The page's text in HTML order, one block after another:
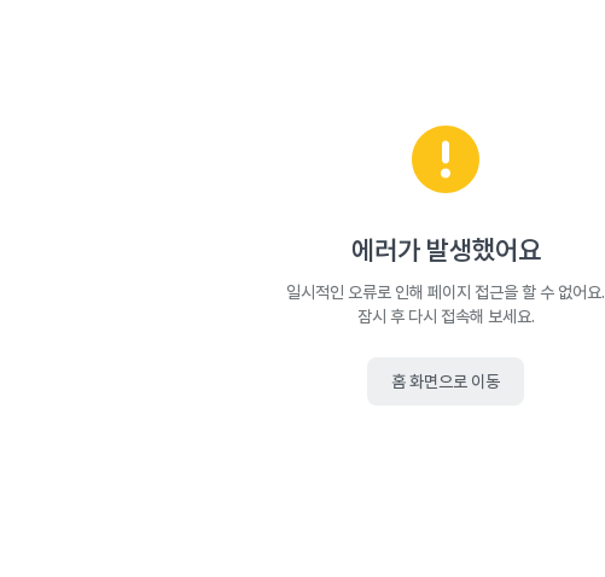
에러가 발생했어요
일시적인 오류로 인해 페이지 접근을 할 수 없어요.
잠시 후 다시 접속해 보세요.
홈 화면으로 이동